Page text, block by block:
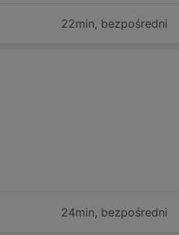
22min, bezpośredni
24min, bezpośredni